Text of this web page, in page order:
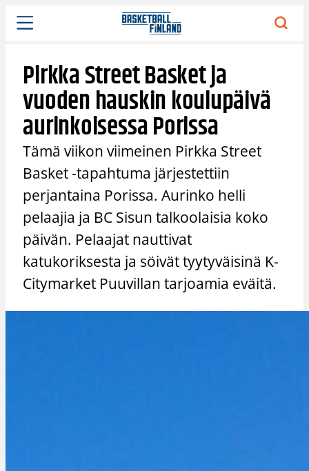
Siirry
sisältöön
Pirkka Street Basket ja
vuoden hauskin koulupäivä
aurinkoisessa Porissa
Tämä viikon viimeinen Pirkka Street
Basket -tapahtuma järjestettiin
perjantaina Porissa. Aurinko helli
pelaajia ja BC Sisun talkoolaisia koko
päivän. Pelaajat nauttivat
katukoriksesta ja söivät tyytyväisinä K-
Citymarket Puuvillan tarjoamia eväitä.